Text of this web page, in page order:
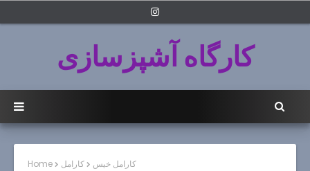
کارگاه آشپزسازی
Home كارامل كارامل خيس